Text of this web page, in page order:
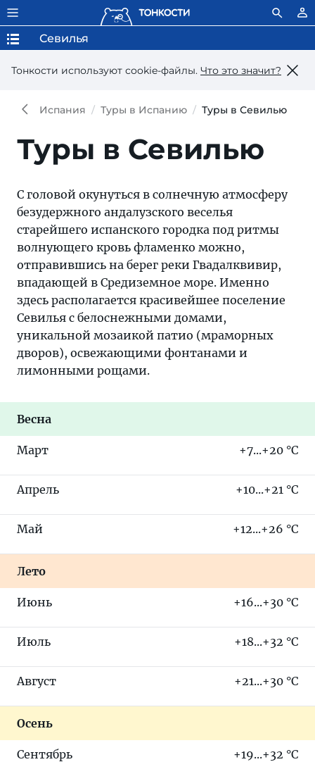
Тонкости используют сookie-файлы. Что это значит?
Севилья
Испания Туры в Испанию Туры в Севилью
Туры в Севилью
С головой окунуться в солнечную атмосферу
безудержного андалузского веселья
старейшего испанского городка под ритмы
волнующего кровь фламенко можно,
отправившись на берег реки Гвадалквивир,
впадающей в Средиземное море. Именно
здесь располагается красивейшее поселение
Севилья с белоснежными домами,
уникальной мозаикой патио (мраморных
дворов), освежающими фонтанами и
лимонными рощами.
Весна
Март +7...+20 °C
Апрель +10...+21 °C
Май +12...+26 °C
Лето
Июнь +16...+30 °C
Июль +18...+32 °C
Август +21...+30 °C
Осень
Сентябрь +19...+32 °C